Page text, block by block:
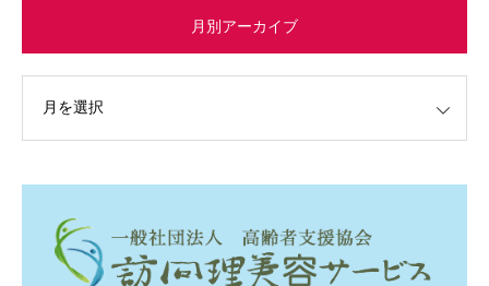
月別アーカイブ